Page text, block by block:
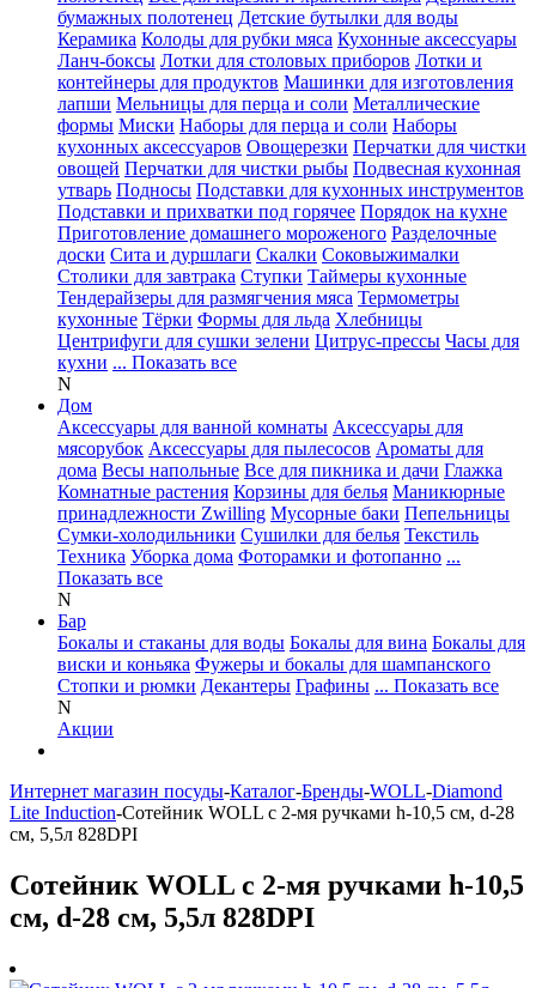
бумажных полотенец Детские бутылки для воды
Керамика Колоды для рубки мяса Кухонные аксессуары
Ланч-боксы Лотки для столовых приборов Лотки и
контейнеры для продуктов Машинки для изготовления
лапши Мельницы для перца и соли Металлические
формы Миски Наборы для перца и соли Наборы
кухонных аксессуаров Овощерезки Перчатки для чистки
овощей Перчатки для чистки рыбы Подвесная кухонная
утварь Подносы Подставки для кухонных инструментов
Подставки и прихватки под горячее Порядок на кухне
Приготовление домашнего мороженого Разделочные
доски Сита и дуршлаги Скалки Соковыжималки
Столики для завтрака Ступки Таймеры кухонные
Тендерайзеры для размягчения мяса Термометры
кухонные Тёрки Формы для льда Хлебницы
Центрифуги для сушки зелени Цитрус-прессы Часы для
кухни ... Показать все
N
Дом
Аксессуары для ванной комнаты Аксессуары для
мясорубок Аксессуары для пылесосов Ароматы для
дома Весы напольные Все для пикника и дачи Глажка
Комнатные растения Корзины для белья Маникюрные
принадлежности Zwilling Мусорные баки Пепельницы
Сумки-холодильники Сушилки для белья Текстиль
Техника Уборка дома Фоторамки и фотопанно ...
Показать все
N
Бар
Бокалы и стаканы для воды Бокалы для вина Бокалы для
виски и коньяка Фужеры и бокалы для шампанского
Стопки и рюмки Декантеры Графины ... Показать все
N
Акции
Интернет магазин посуды-Каталог-Бренды-WOLL-Diamond
Lite Induction-Сотейник WOLL с 2-мя ручками h-10,5 см, d-28
см, 5,5л 828DPI
Сотейник WOLL с 2-мя ручками h-10,5
см, d-28 см, 5,5л 828DPI